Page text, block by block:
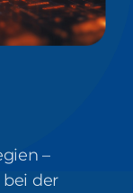
–
der